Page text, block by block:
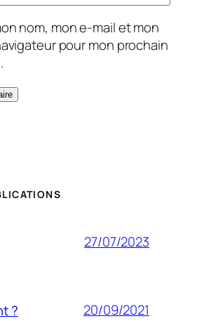
nom, mon e-mail et mon
pour mon prochain
27/07/2023
? 20/09/2021